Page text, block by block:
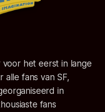
het eerst in lange
alle fans van SF,
in
fans